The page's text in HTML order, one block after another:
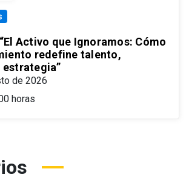
Activo que Ignoramos: Cómo
redefine talento,
estrategia”
de 2026
horas